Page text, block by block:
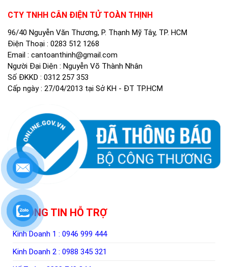
CTY TNHH CÂN ĐIỆN TỬ TOÀN THỊNH
96/40 Nguyễn Văn Thương, P. Thạnh Mỹ Tây, TP. HCM
Điện Thoại : 0283 512 1268
Email : cantoanthinh@gmail.com
Người Đại Diện : Nguyễn Võ Thành Nhân
Số ĐKKD : 0312 257 353
Cấp ngày : 27/04/2013 tại Sở KH - ĐT TP.HCM
THÔNG TIN HỖ TRỢ
Kinh Doanh 1 : 0946 999 444
Kinh Doanh 2 : 0988 345 321